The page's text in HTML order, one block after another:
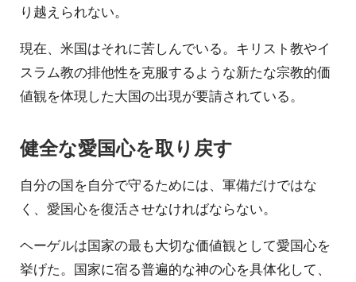
り越えられない。
現在、米国はそれに苦しんでいる。キリスト教やイ
スラム教の排他性を克服するような新たな宗教的価
値観を体現した大国の出現が要請されている。
健全な愛国心を取り戻す
自分の国を自分で守るためには、軍備だけではな
く、愛国心を復活させなければならない。
ヘーゲルは国家の最も大切な価値観として愛国心を
挙げた。国家に宿る普遍的な神の心を具体化して、